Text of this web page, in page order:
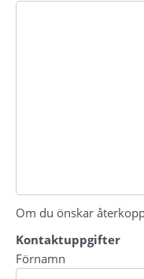
Om du önskar
Kontaktuppgifter
Kontaktuppgifter
Förnamn